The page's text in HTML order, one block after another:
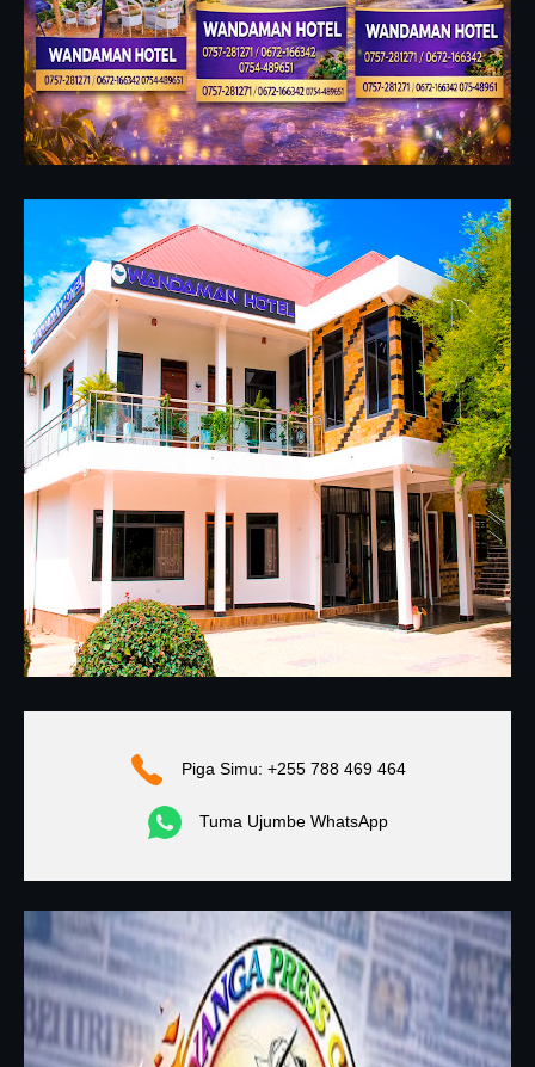
Piga Simu: +255 788 469 464
Tuma Ujumbe WhatsApp